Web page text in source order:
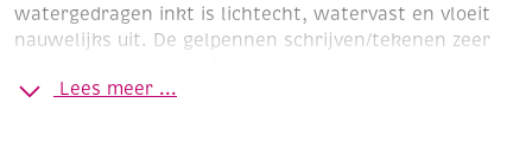
watergedragen inkt is lichtecht, watervast en vloeit
nauwelijks uit. De gelpennen schrijven/tekenen zeer
Lees meer ...